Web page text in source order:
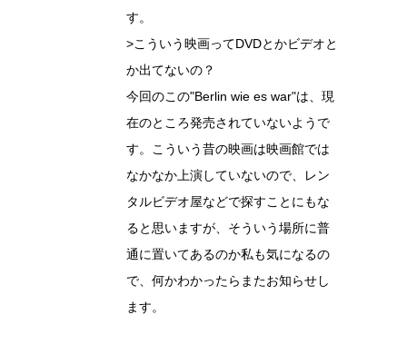
す。
>こういう映画ってDVDとかビデオと
か出てないの？
今回のこの"Berlin wie es war"は、現
在のところ発売されていないようで
す。こういう昔の映画は映画館では
なかなか上演していないので、レン
タルビデオ屋などで探すことにもな
ると思いますが、そういう場所に普
通に置いてあるのか私も気になるの
で、何かわかったらまたお知らせし
ます。